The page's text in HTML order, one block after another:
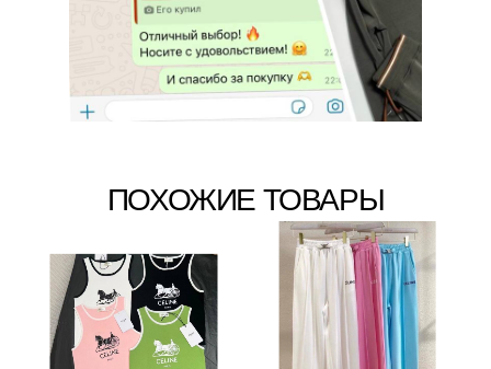
ПОХОЖИЕ ТОВАРЫ